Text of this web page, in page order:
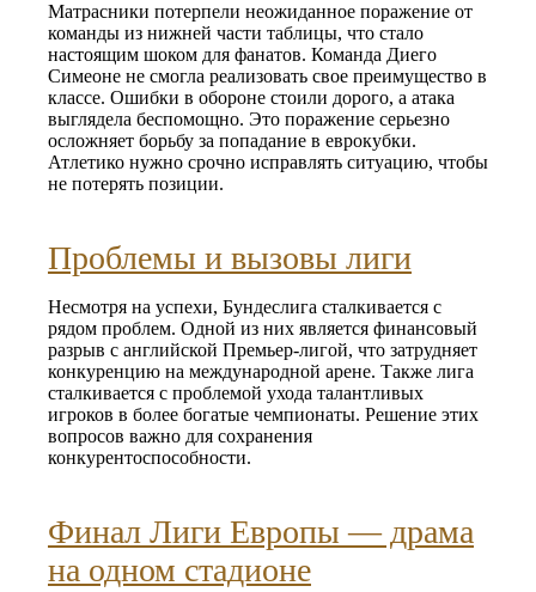
Матрасники потерпели неожиданное поражение от
команды из нижней части таблицы, что стало
настоящим шоком для фанатов. Команда Диего
Симеоне не смогла реализовать свое преимущество в
классе. Ошибки в обороне стоили дорого, а атака
выглядела беспомощно. Это поражение серьезно
осложняет борьбу за попадание в еврокубки.
Атлетико нужно срочно исправлять ситуацию, чтобы
не потерять позиции.
Проблемы и вызовы лиги
Несмотря на успехи, Бундеслига сталкивается с
рядом проблем. Одной из них является финансовый
разрыв с английской Премьер-лигой, что затрудняет
конкуренцию на международной арене. Также лига
сталкивается с проблемой ухода талантливых
игроков в более богатые чемпионаты. Решение этих
вопросов важно для сохранения
конкурентоспособности.
Финал Лиги Европы — драма
на одном стадионе